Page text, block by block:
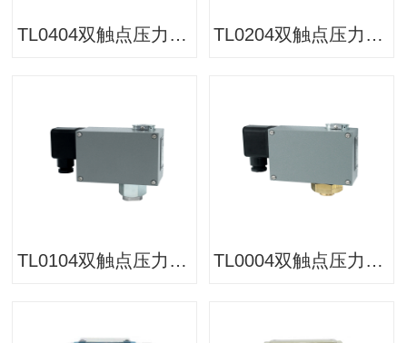
TL0404双触点压力开关/压力控制器 TL0204双触点压力开关/压力控制器
TL0104双触点压力开关/压力控制器 TL0004双触点压力开关/压力控制器